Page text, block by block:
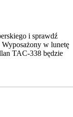
i sprawdź
w lunetę
TAC-338 będzie